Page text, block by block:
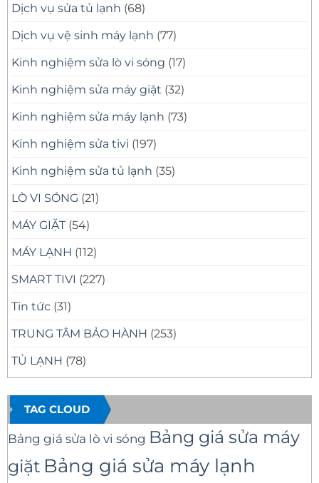
Dịch vụ sửa tủ lạnh (68)
Dịch vụ vệ sinh máy lạnh (77)
Kinh nghiệm sửa lò vi sóng (17)
Kinh nghiệm sửa máy giặt (32)
Kinh nghiệm sửa máy lạnh (73)
Kinh nghiệm sửa tivi (197)
Kinh nghiệm sửa tủ lạnh (35)
LÒ VI SÓNG (21)
MÁY GIẶT (54)
MÁY LẠNH (112)
SMART TIVI (227)
Tin tức (31)
TRUNG TÂM BẢO HÀNH (253)
TỦ LẠNH (78)
TAG CLOUD
Bảng giá sửa lò vi sóng Bảng giá sửa máy
giặt Bảng giá sửa máy lạnh